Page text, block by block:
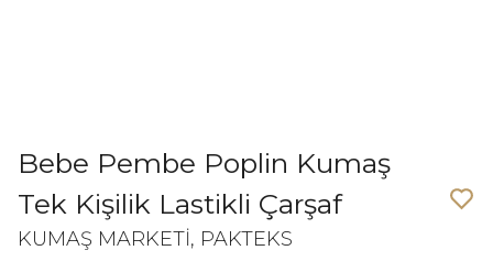
Bebe Pembe Poplin Kumaş
Tek Kişilik Lastikli Çarşaf
KUMAŞ MARKETİ, PAKTEKS